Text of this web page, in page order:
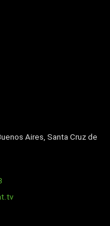
Aires, Santa Cruz de